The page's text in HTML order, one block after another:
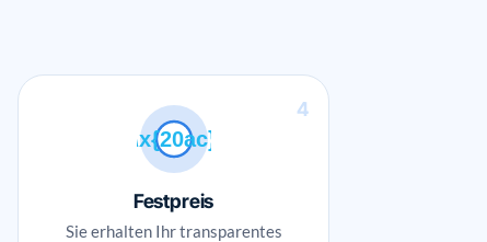
4
\x{20ac}
Festpreis
Sie erhalten Ihr transparentes